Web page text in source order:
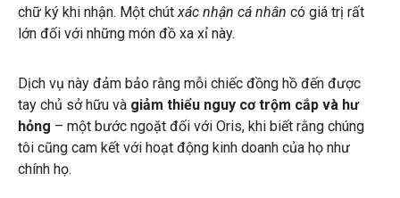
chữ ký khi nhận. Một chútxác nhận cá nhân có giá trị rất
lớn đối với những món đồ xa xỉ này.
Dịch vụ này đảm bảo rằng mỗi chiếc đồng hồ đến được
tay chủ sở hữu và giảm thiểu nguy cơ trộm cắp và hư
hỏng – một bước ngoặt đối với Oris, khi biết rằng chúng
tôi cũng cam kết với hoạt động kinh doanh của họ như
chính họ.